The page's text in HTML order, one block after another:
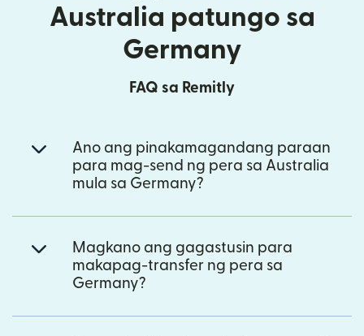
Australia patungo sa
Germany
FAQ sa Remitly
Ano ang pinakamagandang paraan
para mag-send ng pera sa Australia
mula sa Germany?
Magkano ang gagastusin para
makapag-transfer ng pera sa
Germany?